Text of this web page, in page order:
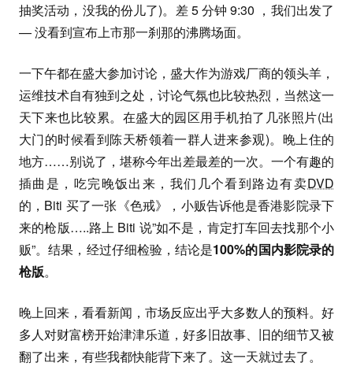
抽奖活动，没我的份儿了)。差 5 分钟 9:30 ，我们出发了
— 没看到宣布上市那一刹那的沸腾场面。
一下午都在盛大参加讨论，盛大作为游戏厂商的领头羊，
运维技术自有独到之处，讨论气氛也比较热烈，当然这一
天下来也比较累。在盛大的园区用手机拍了几张照片(出
大门的时候看到陈天桥领着一群人进来参观)。晚上住的
地方……别说了，堪称今年出差最差的一次。一个有趣的
插曲是，吃完晚饭出来，我们几个看到路边有卖DVD
的，Biti 买了一张《色戒》，小贩告诉他是香港影院录下
来的枪版…..路上 Biti 说”如不是，肯定打车回去找那个小
贩”。结果，经过仔细检验，结论是100%的国内影院录的
枪版。
晚上回来，看看新闻，市场反应出乎大多数人的预料。好
多人对财富榜开始津津乐道，好多旧故事、旧的细节又被
翻了出来，有些我都快能背下来了。这一天就过去了。